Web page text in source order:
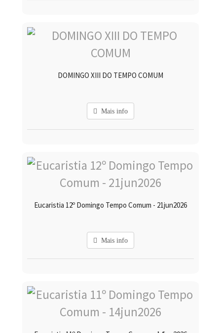
DOMINGO XIII DO TEMPO COMUM
Mais info
Eucaristia 12º Domingo Tempo Comum - 21jun2026
Mais info